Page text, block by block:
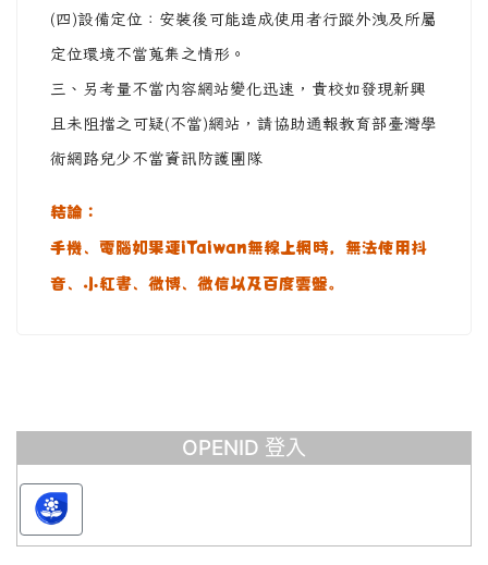
(四)設備定位：安裝後可能造成使用者行蹤外洩及所屬
定位環境不當蒐集之情形。
三、另考量不當內容網站變化迅速，貴校如發現新興
且未阻擋之可疑(不當)網站，請協助通報教育部臺灣學
術網路兒少不當資訊防護團隊
結論：
手機、電腦如果連iTaiwan無線上網時，無法使用抖
音、小紅書、微博、微信以及百度雲盤。
OPENID 登入